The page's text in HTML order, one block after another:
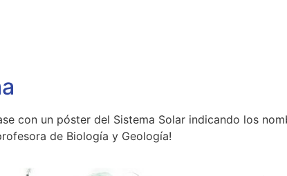
con un póster del Sistema Solar indicando los
de Biología y Geología!